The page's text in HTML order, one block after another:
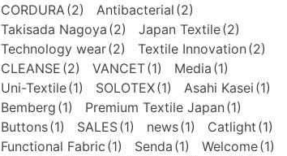
CORDURA (2) Antibacterial (2)
Takisada Nagoya (2) Japan Textile(2)
Technology wear(2) Textile Innovation (2)
CLEANSE (2) VANCET(1) Media (1)
Uni-Textile(1) SOLOTEX(1) Asahi Kasei (1)
Bemberg (1) Premium Textile Japan (1)
Buttons(1) SALES(1) news(1) Catlight (1)
Functional Fabric (1) Senda (1) Welcome(1)